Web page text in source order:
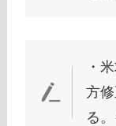
・
方
る